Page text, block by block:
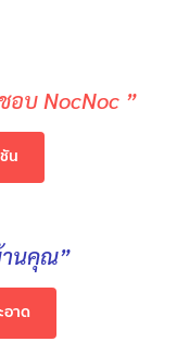
อบ NocNoc ”
น
านคุณ”
าด